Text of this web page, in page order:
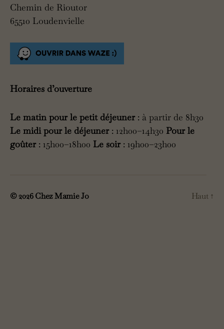
Chemin de Rioutor
65510 Loudenvielle
Horaires d’ouverture
Le matin pour le petit déjeuner: à partir de 8h30
Le midi pour le déjeuner: 12h00–14h30 Pour le
goûter: 15h00–18h00 Le soir: 19h00–23h00
© 2026Chez Mamie Jo Haut ↑